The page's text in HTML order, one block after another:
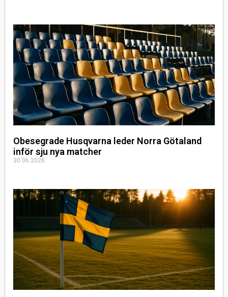
Obesegrade Husqvarna leder Norra Götaland
inför sju nya matcher
30.06.2026